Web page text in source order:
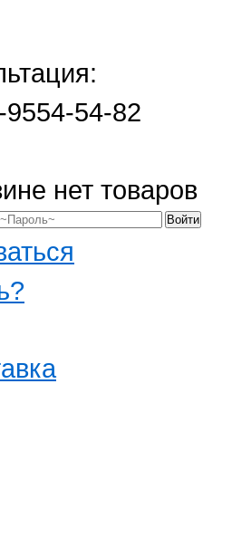
9554-54-82
нет товаров